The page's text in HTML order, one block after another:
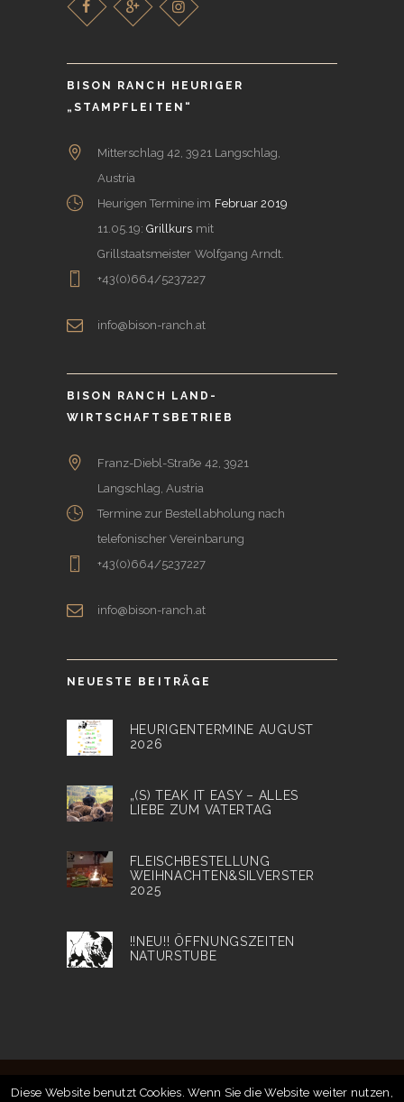
BISON RANCH HEURIGER
„STAMPFLEITEN“
Mitterschlag 42, 3921 Langschlag,
Austria
Heurigen Termine im Februar 2019
11.05.19:Grillkurs mit
Grillstaatsmeister Wolfgang Arndt.
+43(0)664/5237227
info@bison-ranch.at
BISON RANCH LAND-
WIRTSCHAFTSBETRIEB
Franz-Diebl-Straße 42, 3921
Langschlag, Austria
Termine zur Bestellabholung nach
telefonischer Vereinbarung
+43(0)664/5237227
info@bison-ranch.at
NEUESTE BEITRÄGE
HEURIGENTERMINE AUGUST
2026
„(S) TEAK IT EASY – ALLES
LIEBE ZUM VATERTAG
FLEISCHBESTELLUNG
WEIHNACHTEN&SILVERSTER
2025
!!NEU!! ÖFFNUNGSZEITEN
NATURSTUBE
Diese Website benutzt Cookies. Wenn Sie die Website weiter nutzen,